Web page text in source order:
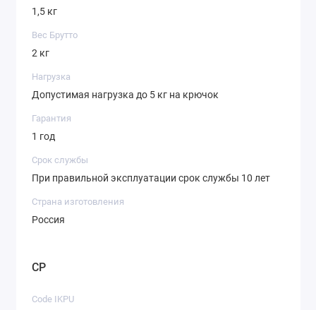
1,5 кг
Вес Брутто
2 кг
Нагрузка
Допустимая нагрузка до 5 кг на крючок
Гарантия
1 год
Срок службы
При правильной эксплуатации срок службы 10 лет
Страна изготовления
Россия
CP
Code IKPU